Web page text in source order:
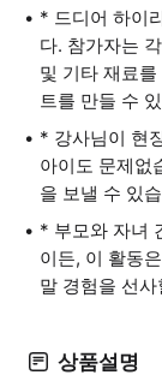
* 드디어 하이
다. 참가자는
및 기타 재료
트를 만들 수
* 강사님이 현
아이도 문제없
을 보낼 수 있
* 부모와 자녀
이든, 이 활동
말 경험을 선
상품설명